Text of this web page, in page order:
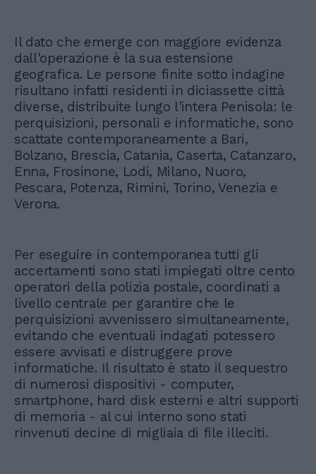
Il dato che emerge con maggiore evidenza
dall'operazione è la sua estensione
geografica. Le persone finite sotto indagine
risultano infatti residenti in diciassette città
diverse, distribuite lungo l'intera Penisola: le
perquisizioni, personali e informatiche, sono
scattate contemporaneamente a Bari,
Bolzano, Brescia, Catania, Caserta, Catanzaro,
Enna, Frosinone, Lodi, Milano, Nuoro,
Pescara, Potenza, Rimini, Torino, Venezia e
Verona.
Per eseguire in contemporanea tutti gli
accertamenti sono stati impiegati oltre cento
operatori della polizia postale, coordinati a
livello centrale per garantire che le
perquisizioni avvenissero simultaneamente,
evitando che eventuali indagati potessero
essere avvisati e distruggere prove
informatiche. Il risultato è stato il sequestro
di numerosi dispositivi - computer,
smartphone, hard disk esterni e altri supporti
di memoria - al cui interno sono stati
rinvenuti decine di migliaia di file illeciti.